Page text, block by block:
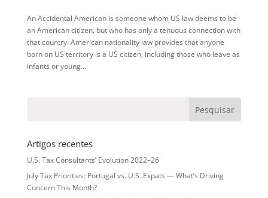
An Accidental American is someone whom US law deems to be
an American citizen, but who has only a tenuous connection with
that country. American nationality law provides that anyone
born on US territory is a US citizen, including those who leave as
infants or young...
Artigos recentes
U.S. Tax Consultants’ Evolution 2022–26
July Tax Priorities: Portugal vs. U.S. Expats — What’s Driving
Concern This Month?